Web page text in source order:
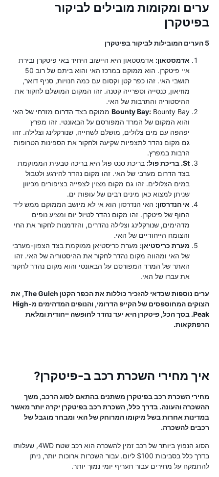
ערים ומקומות מובילים לביקור
בפיטקרן
5 הערים המובילות לביקור בפיטקרן
אדמסטאון: אדמסטאון היא היישוב היחיד באי פיטקרן ובירת
איי פיטקרן. הוא ממוקם במרכז האי והוא ביתם של רוב 50
תושבי האי. זהו כפר קטן וקסום עם כמה חנויות, סניף דואר,
מוזיאון, כנסייה וספרייה קטנה. זהו המקום המושלם לחקור את
ההיסטוריה והתרבות של האי.
Bounty Bay: Bounty Bay ממוקם בצד הדרום מזרחי של האי
והוא המקום של המרד המפורסם על הבאונטי. זהו מפרץ
יפהפה עם מים צלולים, מושלם לשחייה, שנורקלינג וצלילה. זהו
גם מקום נהדר לתצפיות שקיעה ולחקור את הספינות הטרופות
הרבות במפרץ.
St. בריכת פול:
בריכת סנט פול היא בריכה טבעית הממוקמת
בצד הדרום מערבי של האי. זהו מקום נהדר להירגע ולטבול
במים הצלולים. זהו גם מקום מצוין לצפייה בציפורים מכיוון
שניתן למצוא כאן מינים רבים של עופות ים.
אי הנדרסון: האי הנדרסון הוא אי לא מיושב הממוקם ממש ליד
החוף של פיטקרן. זהו מקום נהדר לטיול יום ומציע נופים
מדהימים, שנורקלינג וצלילה נהדרים, והזדמנות לחקור את החי
והצומח הייחודיים של האי.
מערת כריסטיאן: מערת כריסטיאן ממוקמת בצד הצפון-מערבי
של האי ומהווה מקום נהדר לחקור את ההיסטוריה של האי. זהו
האתר של המרד המפורסם על הבאונטי והוא מקום נהדר לחקור
את עברו של האי.
ערים נוספות שכדאי להזכיר כוללות את הכפר הקטן The Gulch, את
הצוקים המחוספסים של הקייפ הדרומי, והנופים המדהימים מ-High
Peak. בסך הכל, פיטקרן היא יעד נהדר לחופשה ייחודית ומלאת
הרפתקאות.
איך מחירי השכרת רכב ב-פיטקרן?
מחירי השכרת רכב בפיטקרן משתנים בהתאם לסוג הרכב, משך
ההשכרה והעונה. בדרך כלל, השכרת רכב בפיטקרן יקרה יותר מאשר
במדינות אחרות בשל מיקומו המרוחק של האי ומבחר מוגבל של
רכבים להשכרה.
הסוג הנפוץ ביותר של רכב זמין להשכרה הוא רכב שטח 4WD, שעלותו
בדרך כלל בסביבות $100 ליום. עבור השכרות ארוכות יותר, ניתן
להתמקח על מחירים עבור תעריף יומי נמוך יותר.